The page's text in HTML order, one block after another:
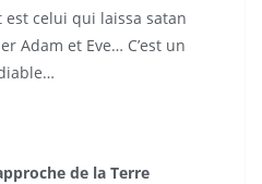
est celui qui laissa satan
Adam et Eve… C’est un
de la Terre